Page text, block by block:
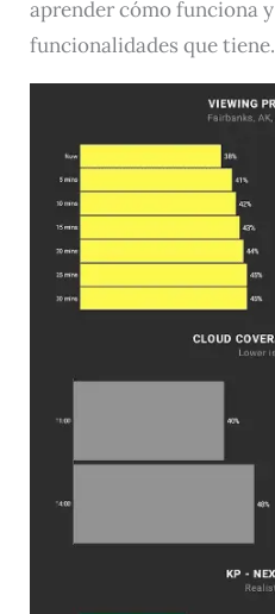
aprender cómo funciona
funcionalidades que tiene.